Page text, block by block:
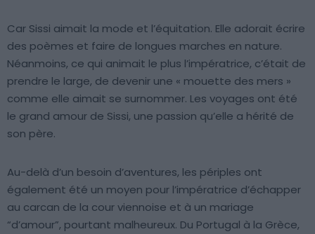
Car Sissi aimait la mode et l’équitation. Elle adorait écrire
des poèmes et faire de longues marches en nature.
Néanmoins, ce qui animait le plus l’impératrice, c’était de
prendre le large, de devenir une « mouette des mers »
comme elle aimait se surnommer. Les voyages ont été
le grand amour de Sissi, une passion qu’elle a hérité de
son père.
Au-delà d’un besoin d’aventures, les périples ont
également été un moyen pour l’impératrice d’échapper
au carcan de la cour viennoise et à un mariage
“d’amour”, pourtant malheureux. Du Portugal à la Grèce,